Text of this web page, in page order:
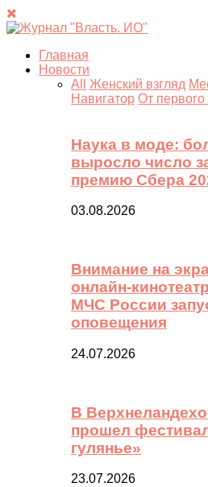
Главная
Новости
All
Женский взгляд
Навигатор От первого
Наука в моде:
выросло число
премию Сбера
03.08.2026
Внимание на
онлайн-
МЧС России
оповещения
24.07.2026
В
прошел
гулянье»
23.07.2026